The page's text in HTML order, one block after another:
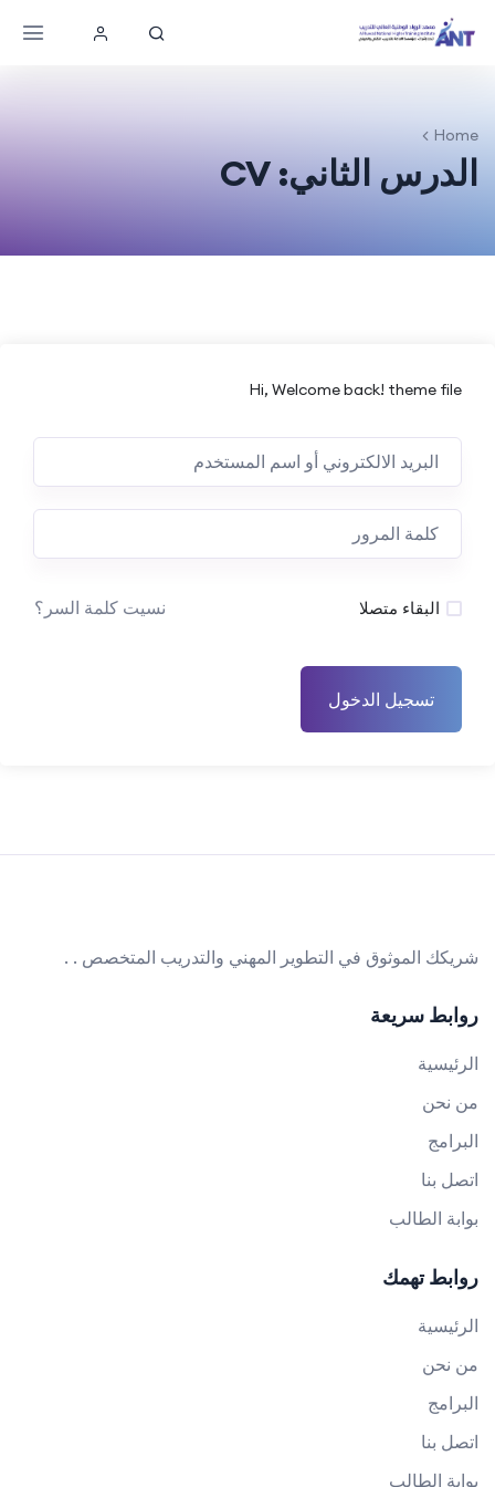
Home
الدرس الثاني: CV
Hi, Welcome back! theme file
البقاء متصلا نسيت كلمة السر؟
تسجيل الدخول
شريكك الموثوق في التطوير المهني والتدريب المتخصص . .
روابط سريعة
الرئيسية
من نحن
البرامج
اتصل بنا
بوابة الطالب
روابط تهمك
الرئيسية
من نحن
البرامج
اتصل بنا
بوابة الطالب